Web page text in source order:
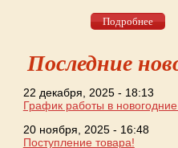
Подробнее
Последние
22 декабря, 2025 - 18:13
График работы в
20 ноября, 2025 - 16:48
Поступление товара!